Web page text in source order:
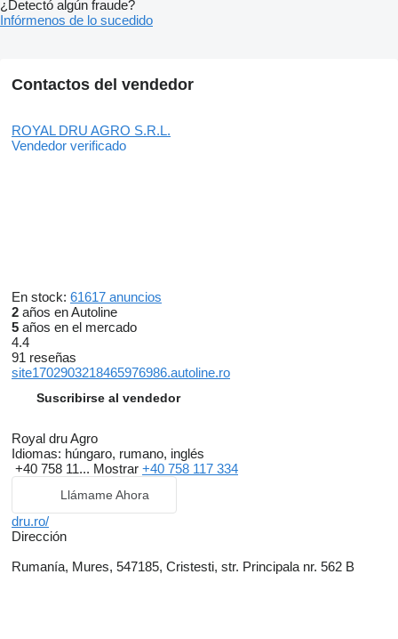
¿Detectó algún fraude?
Infórmenos de lo sucedido
Contactos del vendedor
ROYAL DRU AGRO S.R.L.
Vendedor verificado
En stock: 61617 anuncios
2 años en Autoline
5 años en el mercado
4.4
91 reseñas
site1702903218465976986.autoline.ro
Suscribirse al vendedor
Royal dru Agro
Idiomas: húngaro, rumano, inglés
+40 758 11... Mostrar +40 758 117 334
Llámame Ahora
dru.ro/
Dirección
Rumanía, Mures, 547185, Cristesti, str. Principala nr. 562 B